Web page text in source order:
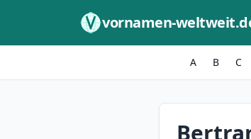
vornamen-
A B C